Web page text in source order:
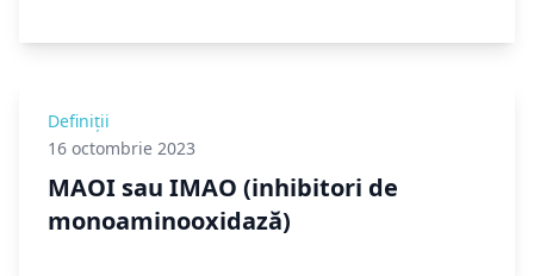
Definiții
16 octombrie 2023
MAOI sau IMAO (inhibitori de
monoaminooxidază)